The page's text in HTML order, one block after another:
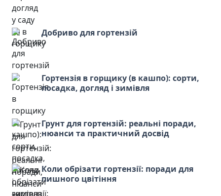
Добриво для гортензій
Гортензія в горщику (в кашпо): сорти,
посадка, догляд і зимівля
Грунт для гортензій: реальні поради,
нюанси та практичний досвід
Коли обрізати гортензії: поради для
пишного цвітіння